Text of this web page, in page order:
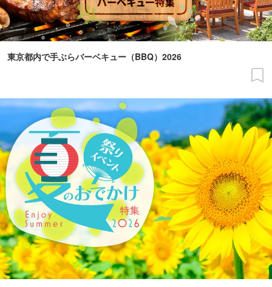
東京都内で手ぶらバーベキュー（BBQ）2026